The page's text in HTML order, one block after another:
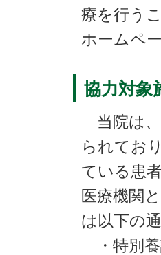
療を行う
ホームペ
協力対象
当院は、
られてお
ている患
医療機関
は以下の
・特別